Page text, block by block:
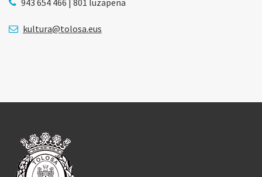
943 654 466 | 801 luzapena
kultura@tolosa.eus